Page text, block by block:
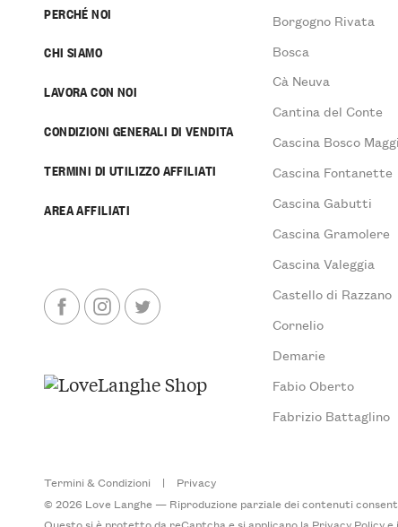
PERCHÉ NOI
CHI SIAMO
LAVORA CON NOI
CONDIZIONI GENERALI DI VENDITA
TERMINI DI UTILIZZO AFFILIATI
AREA AFFILIATI
Borgogno Rivata
Bosca
Cà Neuva
Cantina del Conte
Cascina Bosco
Cascina Fontanette
Cascina Gabutti
Cascina Gramolere
Cascina Valeggia
Castello di Razzano
Cornelio
Demarie
Fabio Oberto
Fabrizio Battaglino
Termini & Condizioni |
Privacy
© 2026 Love Langhe — Riproduzione parziale dei contenuti